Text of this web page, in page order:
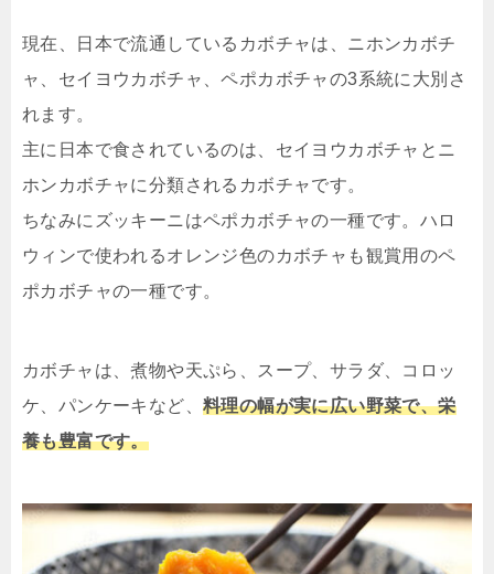
現在、日本で流通しているカボチャは、ニホンカボチ
ャ、セイヨウカボチャ、ペポカボチャの3系統に大別さ
れます。
主に日本で食されているのは、セイヨウカボチャとニ
ホンカボチャに分類されるカボチャです。
ちなみにズッキーニはペポカボチャの一種です。ハロ
ウィンで使われるオレンジ色のカボチャも観賞用のペ
ポカボチャの一種です。
カボチャは、煮物や天ぷら、スープ、サラダ、コロッ
ケ、パンケーキなど、 料理の幅が実に広い野菜で、栄
養も豊富です。